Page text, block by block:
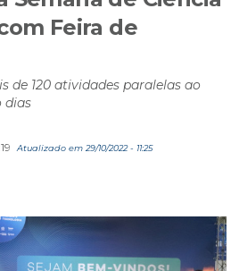
Feira de
de 120 atividades paralelas ao
dias
Atualizado em 29/10/2022 - 11:25